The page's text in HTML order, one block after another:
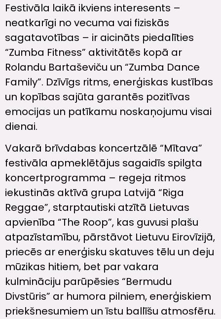
Festivāla laikā ikviens interesents –
neatkarīgi no vecuma vai fiziskās
sagatavotības – ir aicināts piedalīties
“Zumba Fitness” aktivitātēs kopā ar
Rolandu Bartaševiču un “Zumba Dance
Family”. Dzīvīgs ritms, enerģiskas kustības
un kopības sajūta garantēs pozitīvas
emocijas un patīkamu noskaņojumu visai
dienai.
Vakarā brīvdabas koncertzālē “Mītava”
festivāla apmeklētājus sagaidīs spilgta
koncertprogramma – regeja ritmos
iekustinās aktīvā grupa Latvijā “Riga
Reggae”, starptautiski atzītā Lietuvas
apvienība “The Roop”, kas guvusi plašu
atpazīstamību, pārstāvot Lietuvu Eirovīzijā,
priecēs ar enerģisku skatuves tēlu un deju
mūzikas hitiem, bet par vakara
kulmināciju parūpēsies “Bermudu
Divstūris” ar humora pilniem, enerģiskiem
priekšnesumiem un īstu ballīšu atmosfēru.